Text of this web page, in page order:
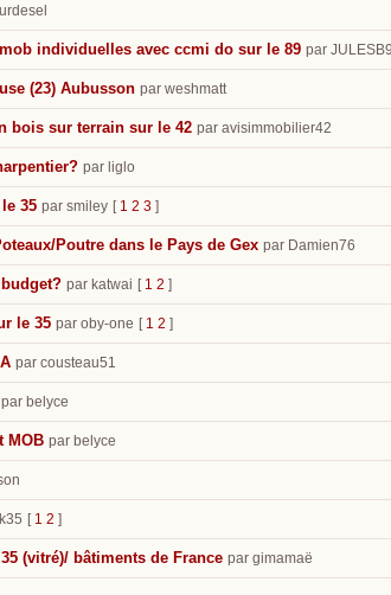
individuelles avec ccmi do sur le 89 par
(23) Aubusson par weshmatt
bois sur terrain sur le 42 par avisimmobilier42
par liglo
35 par smiley [ 1 2 3 ]
Poutre dans le Pays de Gex par Damien76
par katwai [ 1 2 ]
le 35 par oby-one [ 1 2 ]
par cousteau51
par belyce
MOB par belyce
[ 1 2 ]
(vitré)/ bâtiments de France par gimamaë